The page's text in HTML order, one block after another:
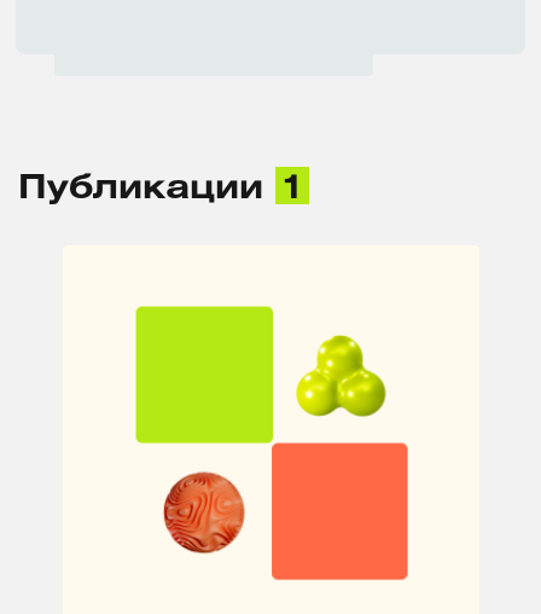
Публикации 1